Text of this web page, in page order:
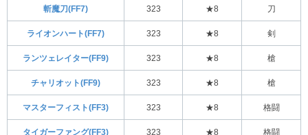
斬魔刀(FF7) 323 ★8 刀
ライオンハート(FF7) 323 ★8 剣
ランツェレイター(FF9) 323 ★8 槍
チャリオット(FF9) 323 ★8 槍
マスターフィスト(FF3) 323 ★8 格闘
タイガーファング(FF3) 323 ★8 格闘